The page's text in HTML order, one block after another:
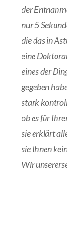
der
nur 5
die das in
eine
eines der
gegeben
stark
ob es für
sie erklärt
sie Ihnen
Wir